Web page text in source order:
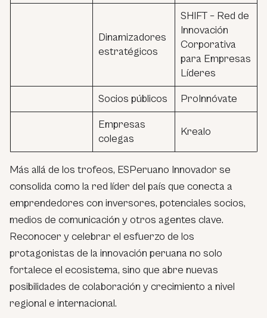
Dinamizadores
estratégicos
SHIFT – Red de
Innovación
Corporativa
para Empresas
Líderes
Socios públicos ProInnóvate
Empresas
colegas
Krealo
Más allá de los trofeos, ESPeruano Innovador se
consolida como la red líder del país que conecta a
emprendedores con inversores, potenciales socios,
medios de comunicación y otros agentes clave.
Reconocer y celebrar el esfuerzo de los
protagonistas de la innovación peruana no solo
fortalece el ecosistema, sino que abre nuevas
posibilidades de colaboración y crecimiento a nivel
regional e internacional.